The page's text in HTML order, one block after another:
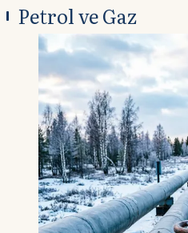
Petrol ve Gaz